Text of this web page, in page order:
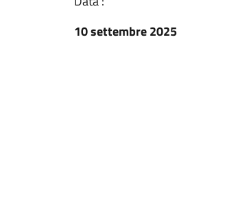
10 settembre 2025